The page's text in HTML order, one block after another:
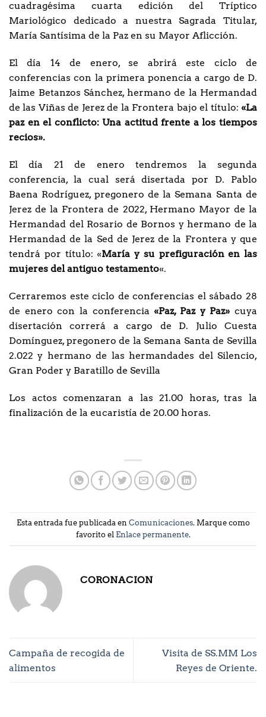
cuadragésima cuarta edición del Tríptico
Mariológico dedicado a nuestra Sagrada Titular,
María Santísima de la Paz en su Mayor Aflicción.
El día 14 de enero, se abrirá este ciclo de
conferencias con la primera ponencia a cargo de D.
Jaime Betanzos Sánchez, hermano de la Hermandad
de las Viñas de Jerez de la Frontera bajo el título: «La
paz en el conflicto: Una actitud frente a los tiempos
recios».
El día 21 de enero tendremos la segunda
conferencia, la cual será disertada por D. Pablo
Baena Rodríguez, pregonero de la Semana Santa de
Jerez de la Frontera de 2022, Hermano Mayor de la
Hermandad del Rosario de Bornos y hermano de la
Hermandad de la Sed de Jerez de la Frontera y que
tendrá por título: «María y su prefiguración en las
mujeres del antiguo testamento«.
Cerraremos este ciclo de conferencias el sábado 28
de enero con la conferencia«Paz, Paz y Paz» cuya
disertación correrá a cargo de D. Julio Cuesta
Domínguez, pregonero de la Semana Santa de Sevilla
2.022 y hermano de las hermandades del Silencio,
Gran Poder y Baratillo de Sevilla
Los actos comenzaran a las 21.00 horas, tras la
finalización de la eucaristía de 20.00 horas.
Esta entrada fue publicada en Comunicaciones. Marque como
favorito el Enlace permanente.
CORONACION
Campaña de recogida de
alimentos
Visita de SS.MM Los
Reyes de Oriente.